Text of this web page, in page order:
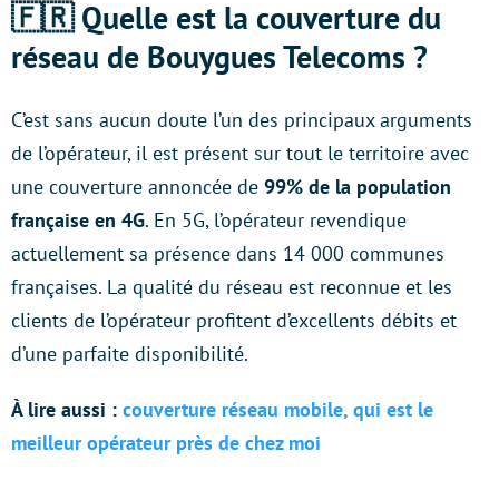
🇫🇷 Quelle est la couverture du
réseau de Bouygues Telecoms ?
C’est sans aucun doute l’un des principaux arguments
de l’opérateur, il est présent sur tout le territoire avec
une couverture annoncée de 99% de la population
française en 4G. En 5G, l’opérateur revendique
actuellement sa présence dans 14 000 communes
françaises. La qualité du réseau est reconnue et les
clients de l’opérateur profitent d’excellents débits et
d’une parfaite disponibilité.
À lire aussi : couverture réseau mobile, qui est le
meilleur opérateur près de chez moi